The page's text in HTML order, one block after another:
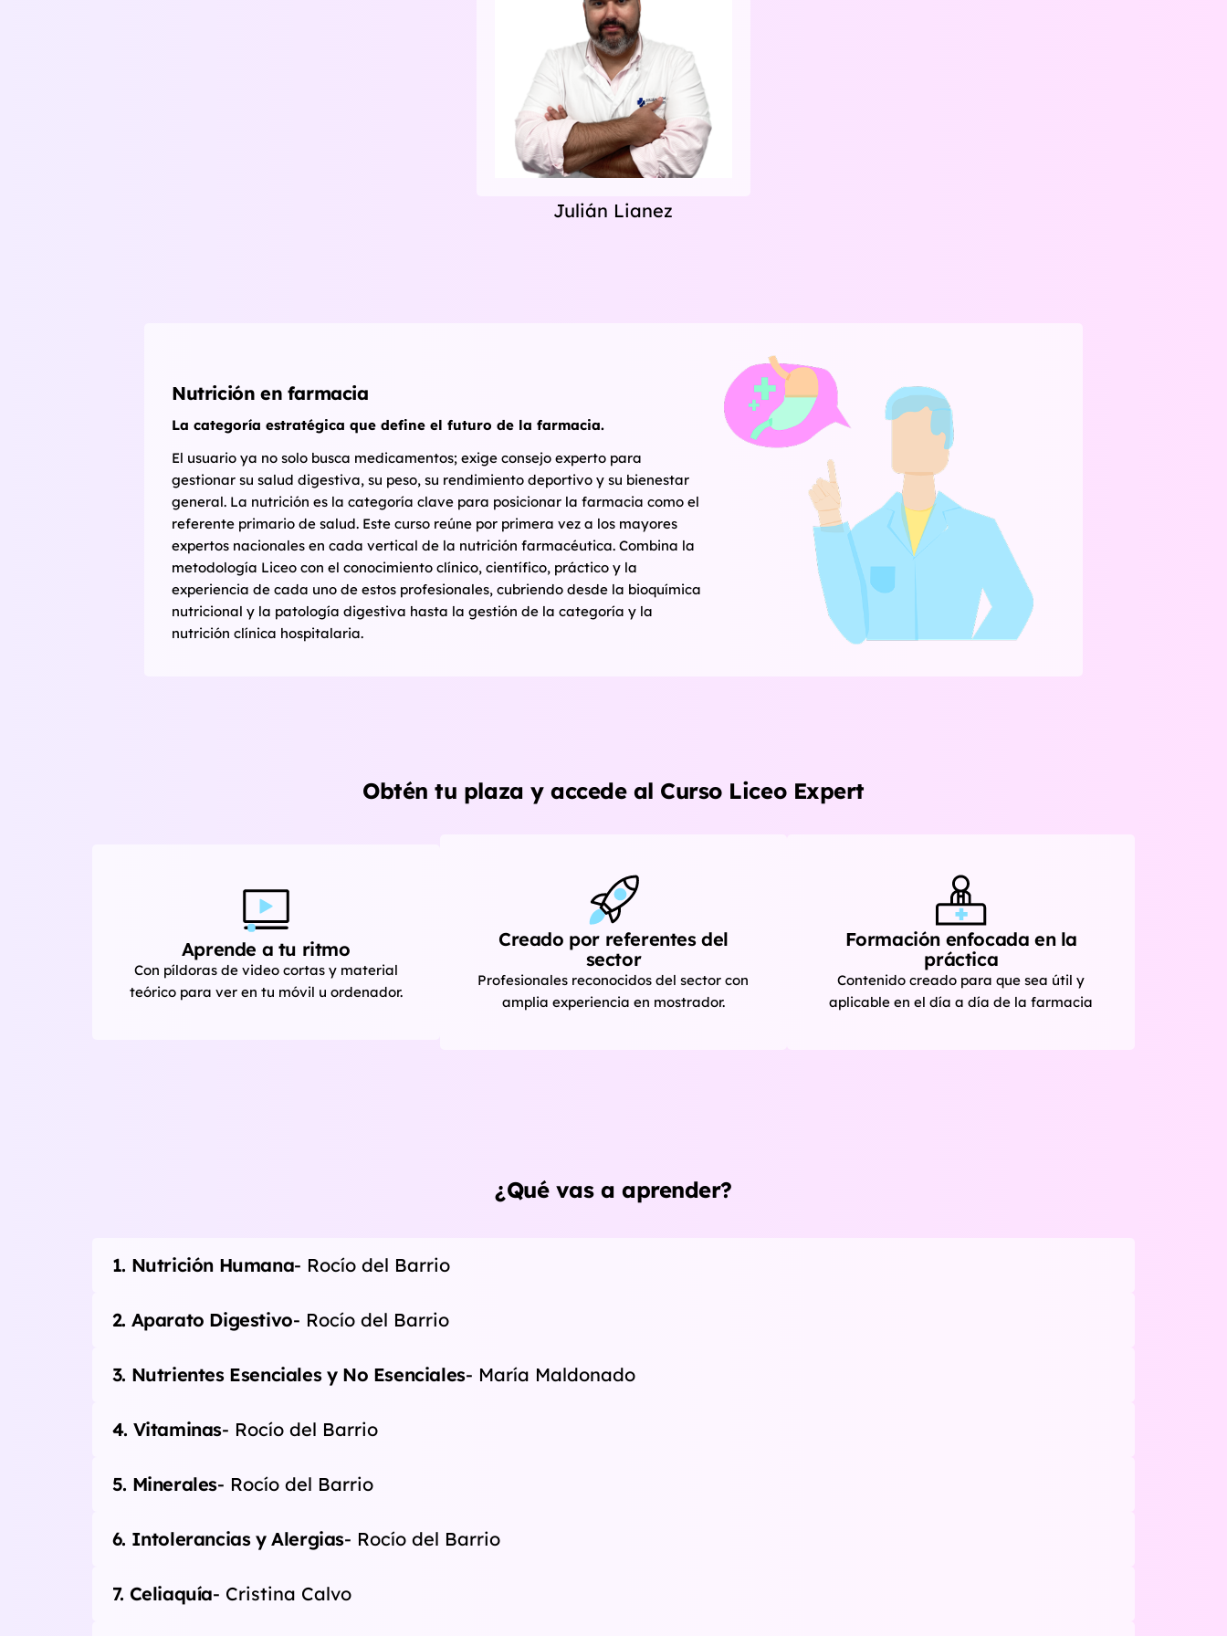
Julián Lianez
Nutrición en farmacia
La categoría estratégica que define el futuro de la farmacia.
El usuario ya no solo busca medicamentos; exige consejo experto para
gestionar su salud digestiva, su peso, su rendimiento deportivo y su bienestar
general. La nutrición es la categoría clave para posicionar la farmacia como el
referente primario de salud. Este curso reúne por primera vez a los mayores
expertos nacionales en cada vertical de la nutrición farmacéutica. Combina la
metodología Liceo con el conocimiento clínico, científico, práctico y la
experiencia de cada uno de estos profesionales, cubriendo desde la bioquímica
nutricional y la patología digestiva hasta la gestión de la categoría y la
nutrición clínica hospitalaria.
Obtén tu plaza y accede al Curso Liceo Expert
Aprende a tu ritmo
Con píldoras de video cortas y material
teórico para ver en tu móvil u ordenador.
Creado por referentes del
sector
Profesionales reconocidos del sector con
amplia experiencia en mostrador.
Formación enfocada en la
práctica
Contenido creado para que sea útil y
aplicable en el día a día de la farmacia
¿Qué vas a aprender?
1. Nutrición Humana- Rocío del Barrio
2. Aparato Digestivo- Rocío del Barrio
3. Nutrientes Esenciales y No Esenciales- María Maldonado
4. Vitaminas- Rocío del Barrio
5. Minerales- Rocío del Barrio
6. Intolerancias y Alergias- Rocío del Barrio
7. Celiaquía- Cristina Calvo